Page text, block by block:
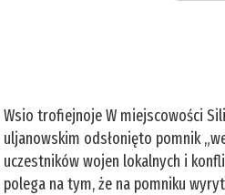
Wsio trofiejnoje W miejscowości
uljanowskim odsłonięto pomnik
uczestników wojen lokalnych i
polega na tym, że na pomniku